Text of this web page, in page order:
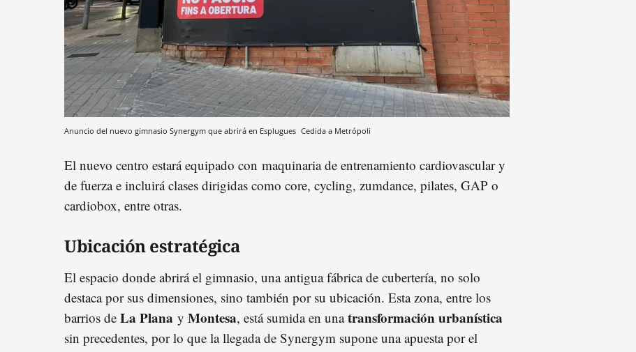
Anuncio del nuevo gimnasio Synergym que abrirá en Esplugues Cedida a Metrópoli
El nuevo centro estará equipado con maquinaria de entrenamiento cardiovascular y
de fuerza e incluirá clases dirigidas como core, cycling, zumdance, pilates, GAP o
cardiobox, entre otras.
Ubicación estratégica
El espacio donde abrirá el gimnasio, una antigua fábrica de cubertería, no solo
destaca por sus dimensiones, sino también por su ubicación. Esta zona, entre los
barrios de La Plana y Montesa, está sumida en unatransformación urbanística
sin precedentes, por lo que la llegada de Synergym supone una apuesta por el